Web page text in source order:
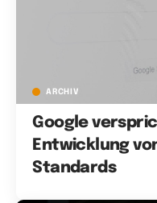
ARCHIV
Google
Entwicklung
Standards